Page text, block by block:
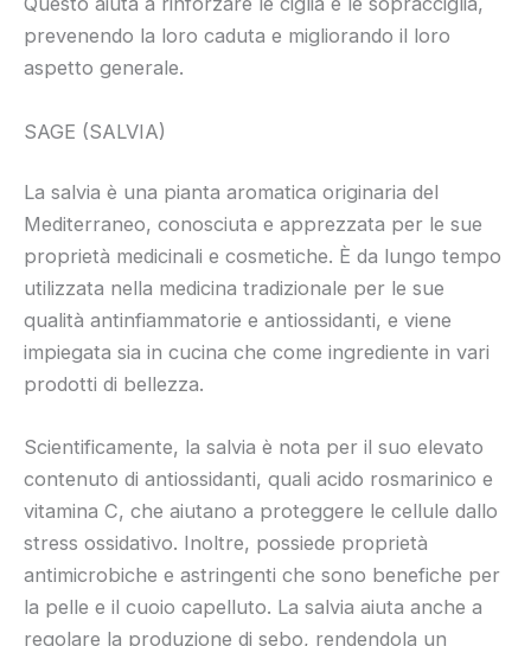
prevenendo la loro caduta e migliorando il loro
aspetto generale.
SAGE (SALVIA)
La salvia è una pianta aromatica originaria del
Mediterraneo, conosciuta e apprezzata per le sue
proprietà medicinali e cosmetiche. È da lungo tempo
utilizzata nella medicina tradizionale per le sue
qualità antinfiammatorie e antiossidanti, e viene
impiegata sia in cucina che come ingrediente in vari
prodotti di bellezza.
Scientificamente, la salvia è nota per il suo elevato
contenuto di antiossidanti, quali acido rosmarinico e
vitamina C, che aiutano a proteggere le cellule dallo
stress ossidativo. Inoltre, possiede proprietà
antimicrobiche e astringenti che sono benefiche per
la pelle e il cuoio capelluto. La salvia aiuta anche a
regolare la produzione di sebo, rendendola un